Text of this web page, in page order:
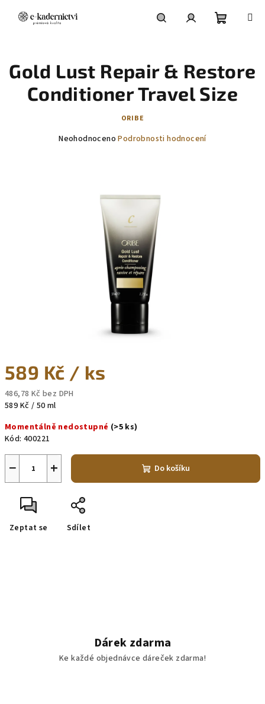
košík
589 Kč / ks
486,78 Kč bez DPH
Měrná
589 Kč / 50 ml
Momentálně nedostupné (>5 ks)
Kód: 400221
+
− Do košíku
Zeptat se Sdílet
Gold Lust Repair & Restore
Conditioner Travel Size
ORIBE
Průměrné
Neohodnoceno Podrobnosti hodnocení
Dárek zdarma
Ke každé objednávce dáreček zdarma!